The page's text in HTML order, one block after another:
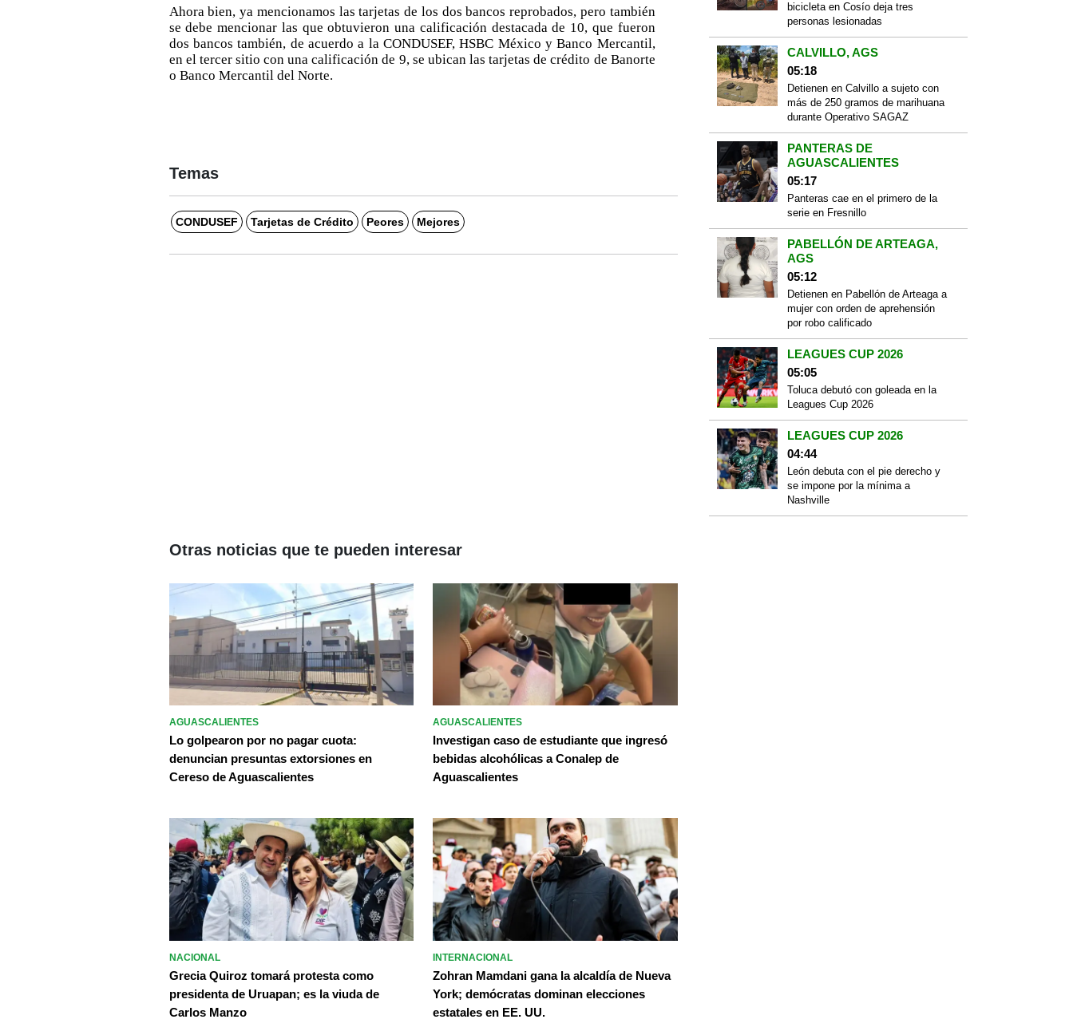
Ahora bien, ya mencionamos las tarjetas de los dos bancos reprobados, pero también
se debe mencionar las que obtuvieron una calificación destacada de 10, que fueron
dos bancos también, de acuerdo a la CONDUSEF, HSBC México y Banco Mercantil,
en el tercer sitio con una calificación de 9, se ubican las tarjetas de crédito de Banorte
o Banco Mercantil del Norte.
Temas
CONDUSEF Tarjetas de Crédito Peores Mejores
bicicleta en Cosío deja tres
personas lesionadas
CALVILLO, AGS
05:18
Detienen en Calvillo a sujeto con
más de 250 gramos de marihuana
durante Operativo SAGAZ
PANTERAS DE
AGUASCALIENTES
05:17
Panteras cae en el primero de la
serie en Fresnillo
PABELLÓN DE ARTEAGA,
AGS
05:12
Detienen en Pabellón de Arteaga a
mujer con orden de aprehensión
por robo calificado
LEAGUES CUP 2026
05:05
Toluca debutó con goleada en la
Leagues Cup 2026
LEAGUES CUP 2026
04:44
León debuta con el pie derecho y
se impone por la mínima a
Nashville
Otras noticias que te pueden interesar
AGUASCALIENTES
Lo golpearon por no pagar cuota:
denuncian presuntas extorsiones en
Cereso de Aguascalientes
AGUASCALIENTES
Investigan caso de estudiante que ingresó
bebidas alcohólicas a Conalep de
Aguascalientes
NACIONAL
Grecia Quiroz tomará protesta como
presidenta de Uruapan; es la viuda de
Carlos Manzo
INTERNACIONAL
Zohran Mamdani gana la alcaldía de Nueva
York; demócratas dominan elecciones
estatales en EE. UU.